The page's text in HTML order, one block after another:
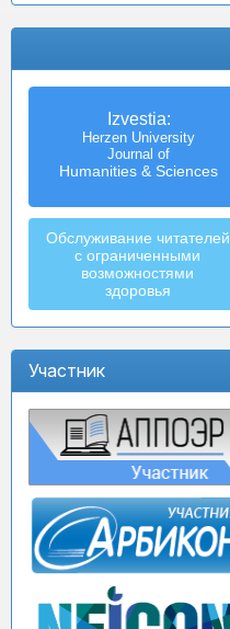
Izvestia:
Herzen University
Journal of
Humanities & Sciences
Обслуживание читателей
с ограниченными
возможностями
здоровья
Участник